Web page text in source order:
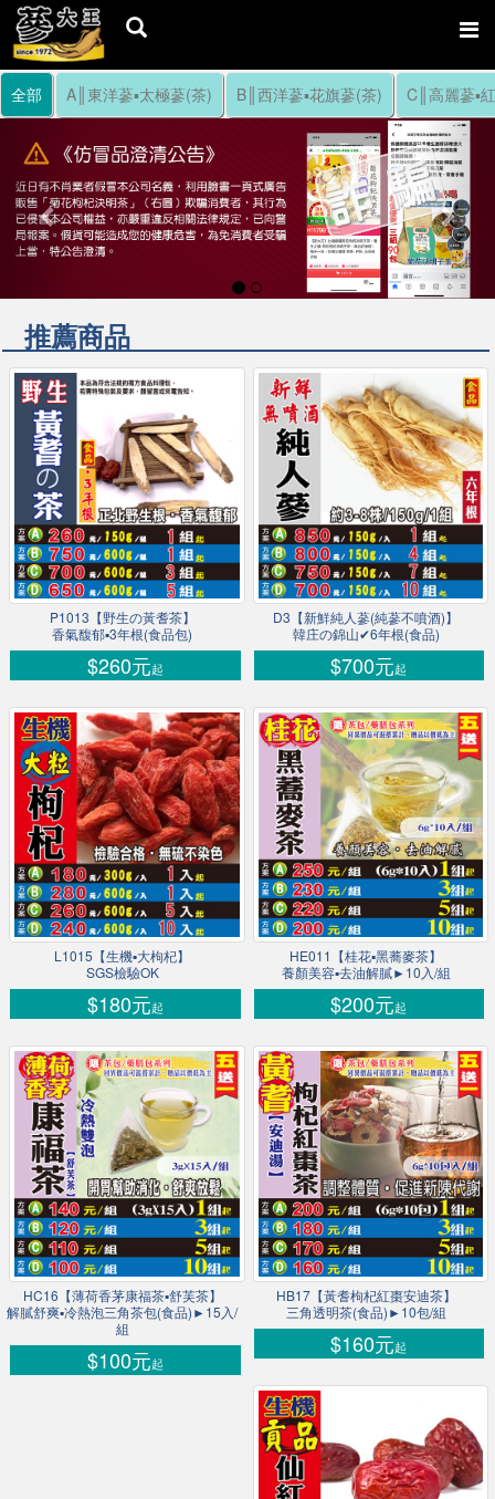
Previous
全部 A║東洋蔘▪太極蔘(茶) B║西洋蔘▪花旗蔘(茶) C║高麗蔘▪
推薦商品
P1013【野生の黃耆茶】
香氣馥郁▪3年根(食品包)
$260元起
D3【新鮮純人蔘(純蔘不噴酒)】
韓庄の錦山✔6年根(食品)
$700元起
L1015【生機▪大枸杞】
SGS檢驗OK
$180元起
HE011【桂花▪黑蕎麥茶】
養顏美容▪去油解膩►10入/組
$200元起
HC16【薄荷香茅康福茶▪舒芙茶】
解膩舒爽▪冷熱泡三角茶包(食品)►15入/
組
$100元起
HB17【黃耆枸杞紅棗安迪茶】
三角透明茶(食品)►10包/組
$160元起